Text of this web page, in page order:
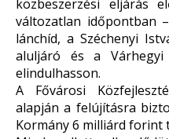
közbeszerzési eljárás
változatlan időpontban
lánchíd, a Széchenyi
aluljáró és a
elindulhasson.
A Fővárosi
alapján a felújításra
Kormány 6 milliárd forint